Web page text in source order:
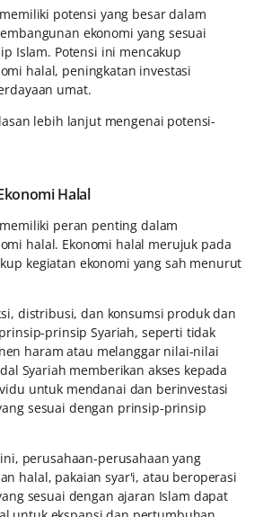
potensi yang besar dalam
ekonomi yang sesuai
Islam. Potensi ini mencakup
halal, peningkatan investasi
umat.
lebih lanjut mengenai potensi-
Halal
peran penting dalam
halal. Ekonomi halal merujuk pada
kegiatan ekonomi yang sah menurut
distribusi, dan konsumsi produk dan
prinsip Syariah, seperti tidak
haram atau melanggar nilai-nilai
Syariah memberikan akses kepada
untuk mendanai dan berinvestasi
sesuai dengan prinsip-prinsip
perusahaan-perusahaan yang
halal, pakaian syar'i, atau beroperasi
sesuai dengan ajaran Islam dapat